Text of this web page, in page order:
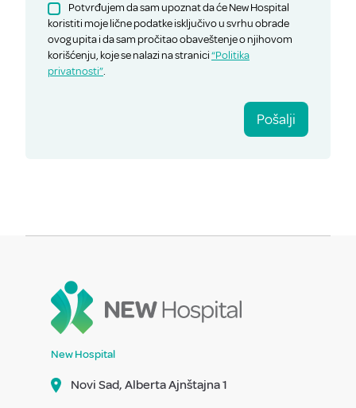
Potvrđujem da sam upoznat da će New Hospital
koristiti moje lične podatke isključivo u svrhu obrade
ovog upita i da sam pročitao obaveštenje o njihovom
korišćenju, koje se nalazi na stranici“Politika
privatnosti”.
Pošalji
New Hospital
Novi Sad, Alberta Ajnštajna 1